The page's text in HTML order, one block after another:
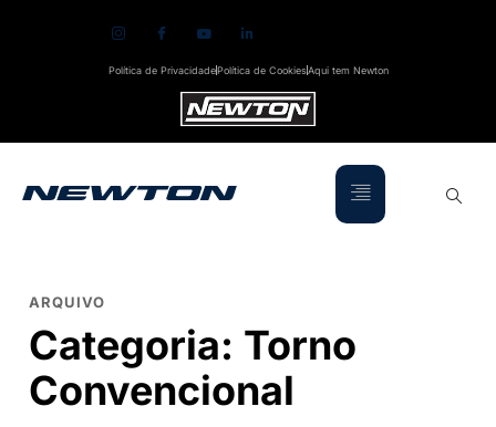
Política de PrivacidadePolítica de CookiesAqui tem Newton
ARQUIVO
Categoria: Torno
Convencional